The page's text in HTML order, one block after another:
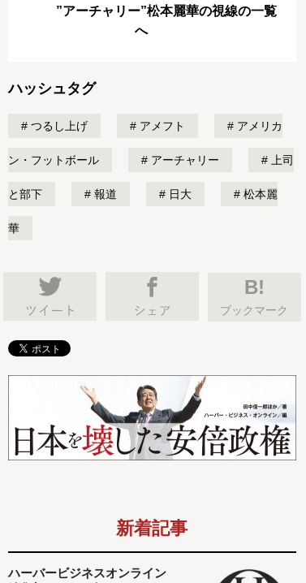
”アーチャリー”松本麗華の視線の一覧
へ
ハッシュタグ
つるし上げ アメフト アメリカ
ン・フットボール アーチャリー 上司
と部下 報道 日大 松本麗
華
B!
ブックマーク
新着記事
ハーバービジネスオンライン